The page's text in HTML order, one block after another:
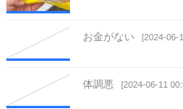
お金がない [2024-06-
体調悪 [2024-06-11